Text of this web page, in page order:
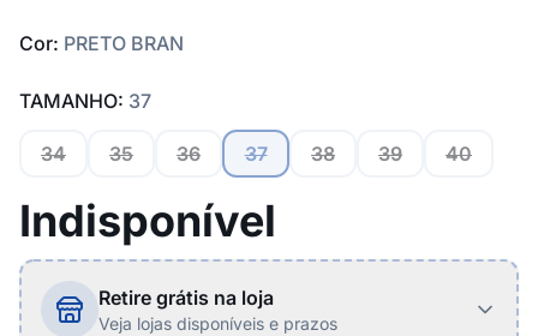
Cor: PRETO BRAN
TAMANHO: 37
34 35 36 37 38 39 40
Indisponível
Retire grátis na loja
Veja lojas disponíveis e prazos